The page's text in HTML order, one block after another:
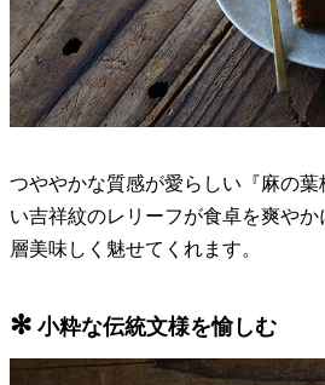
つややかな質感が愛らしい『麻の葉
い吉祥紋のレリーフが食卓を爽や
層美味しく魅せてくれます。
✻ 小粋な伝統文様を愉しむ